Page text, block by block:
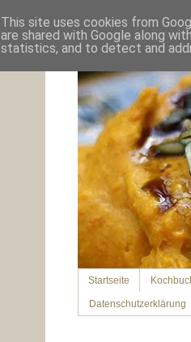
Startseite
Datenschutzerklärung
This site uses cookies from
are shared with Google along
statistics, and to detect and